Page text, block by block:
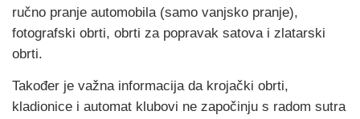
ručno pranje automobila (samo vanjsko pranje),
fotografski obrti, obrti za popravak satova i zlatarski
obrti.
Također je važna informacija da krojački obrti,
kladionice i automat klubovi ne započinju s radom sutra